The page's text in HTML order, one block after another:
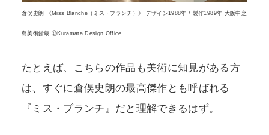
倉俣史朗 《Miss Blanche（ミス・ブランチ）》 デザイン1988年 / 製作1989年 大阪中之
島美術館蔵 ⒸKuramata Design Office
たとえば、こちらの作品も美術に知見がある方
は、すぐに倉俣史朗の最高傑作とも呼ばれる
『ミス・ブランチ』だと理解できるはず。